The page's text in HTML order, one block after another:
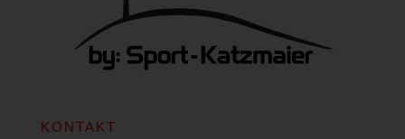
KONTAKT